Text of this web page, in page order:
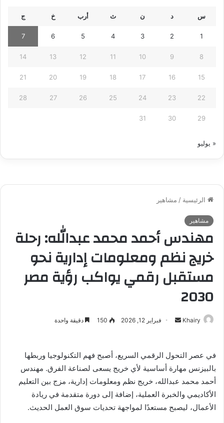
س د ن ث أرب خ ج
1
2
3
4
5
6
7
8
9
10
11
12
13
14
15
16
17
18
19
20
21
22
23
24
25
26
27
28
29
30
31
« يوليو